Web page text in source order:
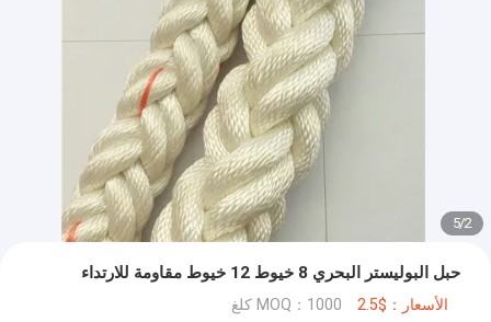
2
/
5
حبل البوليستر البحري 8 خيوط 12 خيوط مقاومة للارتداء
الأسعار：$2.5 MOQ：1000 كلغ